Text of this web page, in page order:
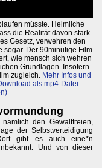
müsste. Heimliche
die Realität davon stark
Gesetz, verwehren den
sogar. Der 90minütige Film
wie mensch sich wehren
Grundlagen. Insofern
zugleich. Mehr Infos und
als mp4-Datei
den Gewaltfreien,
der Selbstverteidigung
gibt es auch eine*n
Und von dieser